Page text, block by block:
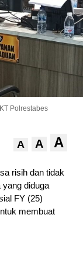
Polrestabes
A A A
risih dan tidak
yang diduga
FY (25)
membuat